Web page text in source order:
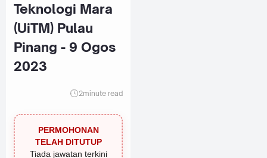
Teknologi Mara
(UiTM) Pulau
Pinang - 9 Ogos
2023
2minute read
PERMOHONAN
TELAH DITUTUP
Tiada jawatan terkini